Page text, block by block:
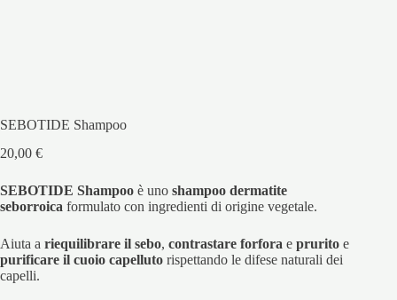
SEBOTIDE Shampoo
20,00 €
SEBOTIDE Shampoo è uno shampoo dermatite
seborroica formulato con ingredienti di origine vegetale.
Aiuta a riequilibrare il sebo, contrastare forfora e prurito e
purificare il cuoio capelluto rispettando le difese naturali dei
capelli.